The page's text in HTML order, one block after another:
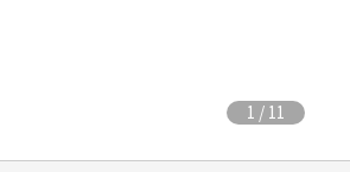
1 / 11